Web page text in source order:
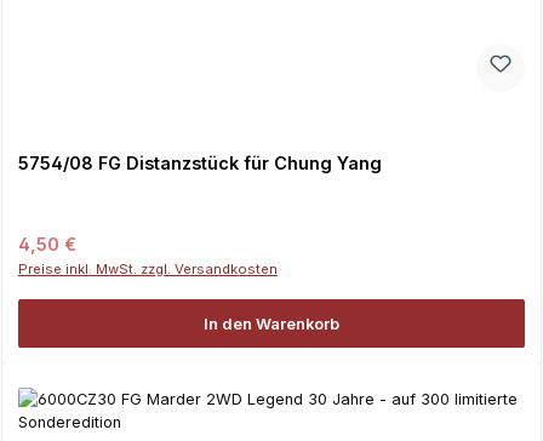
5754/08 FG Distanzstück für Chung Yang
Regulärer Preis:
4,50 €
Preise inkl. MwSt. zzgl. Versandkosten
In den Warenkorb